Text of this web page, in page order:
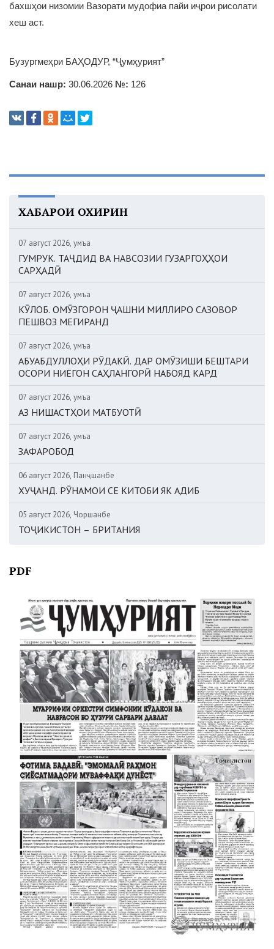
бахшҳои низомии Вазорати мудофиа пайи иҷрои рисолати
хеш аст.
Бузургмеҳри БАҲОДУР, “Ҷумҳурият”
Санаи нашр: 30.06.2026 №: 126
ХАБАРҲОИ ОХИРИН
07 август 2026, Ҷумъа
ГУМРУК. ТАҶДИД ВА НАВСОЗИИ ГУЗАРГОҲҲОИ
САРҲАДӢ
07 август 2026, Ҷумъа
КӮЛОБ. ОМӮЗГОРОН ҶАШНИ МИЛЛИРО САЗОВОР
ПЕШВОЗ МЕГИРАНД
07 август 2026, Ҷумъа
АБУАБДУЛЛОҲИ РӮДАКӢ. ДАР ОМӮЗИШИ БЕШТАРИ
ОСОРИ НИЁГОН САҲЛАНГОРӢ НАБОЯД КАРД
07 август 2026, Ҷумъа
АЗ НИШАСТҲОИ МАТБУОТӢ
07 август 2026, Ҷумъа
ЗАФАРОБОД
06 август 2026, Панҷшанбе
ХУҶАНД. РӮНАМОИ СЕ КИТОБИ ЯК АДИБ
05 август 2026, Чоршанбе
ТОҶИКИСТОН – БРИТАНИЯ
PDF